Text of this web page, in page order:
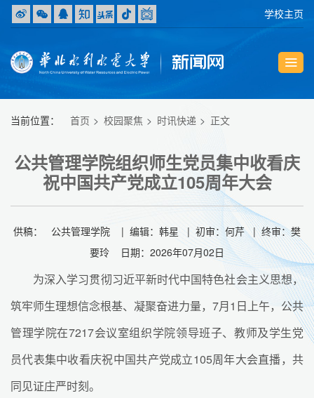
学校主页
当前位置： 首页 校园聚焦 时讯快递 正文
公共管理学院组织师生党员集中收看庆
祝中国共产党成立105周年大会
供稿： 公共管理学院 | 编辑：韩星 | 初审：何芹 | 终审：樊
要玲 日期：2026年07月02日
为深入学习贯彻习近平新时代中国特色社会主义思想，
筑牢师生理想信念根基、凝聚奋进力量，7月1日上午，公共
管理学院在7217会议室组织学院领导班子、教师及学生党
员代表集中收看庆祝中国共产党成立105周年大会直播，共
同见证庄严时刻。